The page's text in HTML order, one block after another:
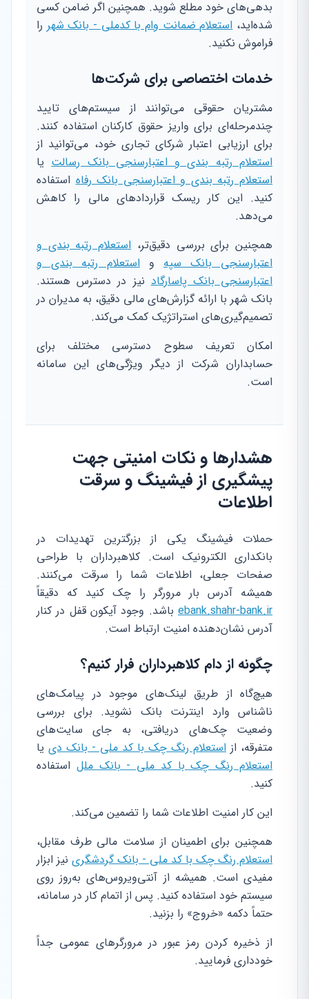
بدهی‌های خود مطلع شوید. همچنین اگر ضامن کسی
شده‌اید،استعلام ضمانت وام با کدملی - بانک شهر را
فراموش نکنید.
خدمات اختصاصی برای شرکت‌ها
مشتریان حقوقی می‌توانند از سیستم‌های تایید
چندمرحله‌ای برای واریز حقوق کارکنان استفاده کنند.
برای ارزیابی اعتبار شرکای تجاری خود، می‌توانید از
استعلام رتبه بندی و اعتبارسنجی بانک رسالتیا
استعلام رتبه بندی و اعتبارسنجی بانک رفاهاستفاده
کنید. این کار ریسک قراردادهای مالی را کاهش
می‌دهد.
همچنین برای بررسی دقیق‌تر،استعلام رتبه بندی و
اعتبارسنجی بانک سپه و استعلام رتبه بندی و
اعتبارسنجی بانک پاسارگادنیز در دسترس هستند.
بانک شهر با ارائه گزارش‌های مالی دقیق، به مدیران در
تصمیم‌گیری‌های استراتژیک کمک می‌کند.
امکان تعریف سطوح دسترسی مختلف برای
حسابداران شرکت از دیگر ویژگی‌های این سامانه
است.
هشدارها و نکات امنیتی جهت
پیشگیری از فیشینگ و سرقت
اطلاعات
حملات فیشینگ یکی از بزرگترین تهدیدات در
بانکداری الکترونیک است. کلاهبرداران با طراحی
صفحات جعلی، اطلاعات شما را سرقت می‌کنند.
همیشه آدرس بار مرورگر را چک کنید که دقیقاً
ebank.shahr-bank.ir باشد. وجود آیکون قفل در کنار
آدرس نشان‌دهنده امنیت ارتباط است.
چگونه از دام کلاهبرداران فرار کنیم؟
هیچ‌گاه از طریق لینک‌های موجود در پیامک‌های
ناشناس وارد اینترنت بانک نشوید. برای بررسی
وضعیت چک‌های دریافتی، به جای سایت‌های
متفرقه، از استعلام رنگ چک با کد ملی - بانک دی یا
استعلام رنگ چک با کد ملی - بانک ملل استفاده
کنید.
این کار امنیت اطلاعات شما را تضمین می‌کند.
همچنین برای اطمینان از سلامت مالی طرف مقابل،
استعلام رنگ چک با کد ملی - بانک گردشگری نیز ابزار
مفیدی است. همیشه از آنتی‌ویروس‌های به‌روز روی
سیستم خود استفاده کنید. پس از اتمام کار در سامانه،
حتماً دکمه «خروج» را بزنید.
از ذخیره کردن رمز عبور در مرورگرهای عمومی جداً
خودداری فرمایید.